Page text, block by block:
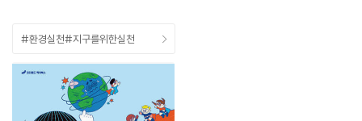
#환경실천#지구를위한실천